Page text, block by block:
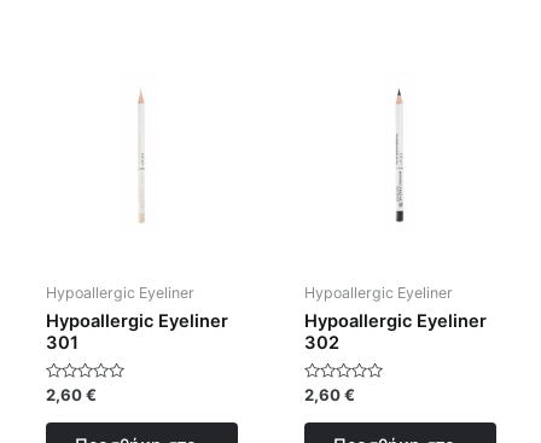
Hypoallergic Eyeliner
Hypoallergic Eyeliner
301
Βαθμολογήθηκε
με
0
2,60€
Hypoallergic Eyeliner
Hypoallergic Eyeliner
302
Βαθμολογήθηκε
με
0
2,60€